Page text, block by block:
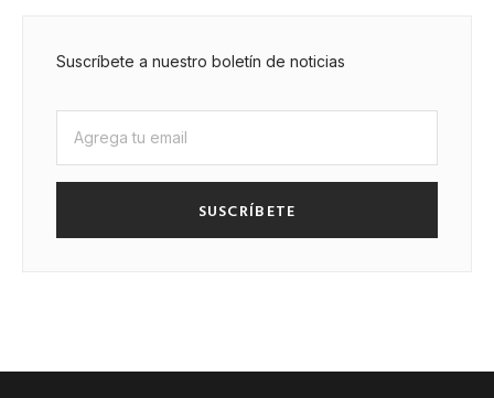
Suscríbete a nuestro boletín de noticias
SUSCRÍBETE